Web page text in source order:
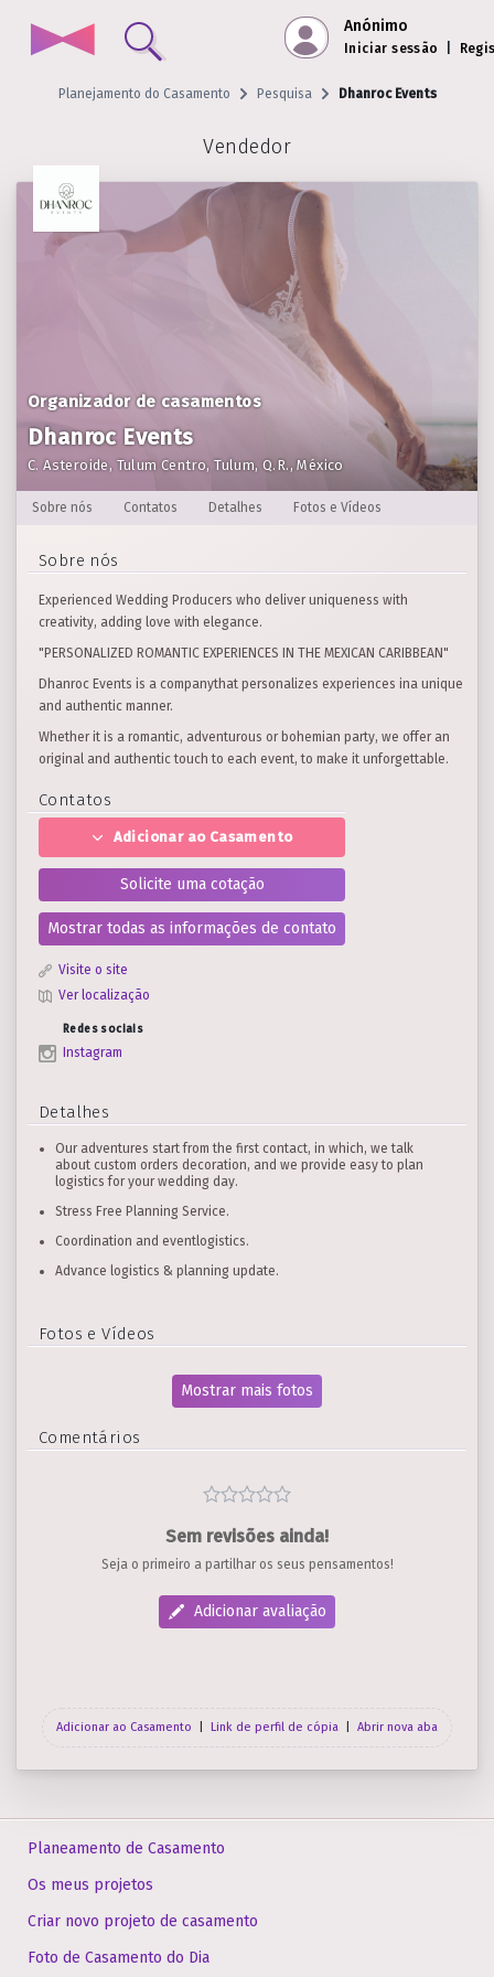
Anónimo
Iniciar sessão
Planejamento do Casamento Pesquisa Dhanroc Events
Vendedor
Organizador de casamentos
Dhanroc Events
C. Asteroide, Tulum Centro, Tulum, Q.R., México
Sobre nós Contatos Detalhes Fotos e Vídeos
Sobre nós
Experienced Wedding Producers who deliver uniqueness with
creativity, adding love with elegance.
"PERSONALIZED ROMANTIC EXPERIENCES IN THE MEXICAN CARIBBEAN"
Dhanroc Events is a companythat personalizes experiences ina unique
and authentic manner.
Whether it is a romantic, adventurous or bohemian party, we offer an
original and authentic touch to each event, to make it unforgettable.
Contatos
Adicionar ao Casamento
Solicite uma cotação
Mostrar todas as informações de contato
Visite o site
Ver localização
Redes sociais
Instagram
Detalhes
Our adventures start from the first contact, in which, we talk
about custom orders decoration, and we provide easy to plan
logistics for your wedding day.
Stress Free Planning Service.
Coordination and eventlogistics.
Advance logistics & planning update.
Fotos e Vídeos
Mostrar mais fotos
Comentários
Sem revisões ainda!
Seja o primeiro a partilhar os seus pensamentos!
Adicionar avaliação
Adicionar ao Casamento Link de perfil de cópia Abrir nova aba
Planeamento de Casamento
Os meus projetos
Criar novo projeto de casamento
Foto de Casamento do Dia